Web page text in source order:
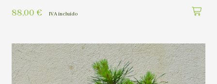
88,00 € IVA incluído